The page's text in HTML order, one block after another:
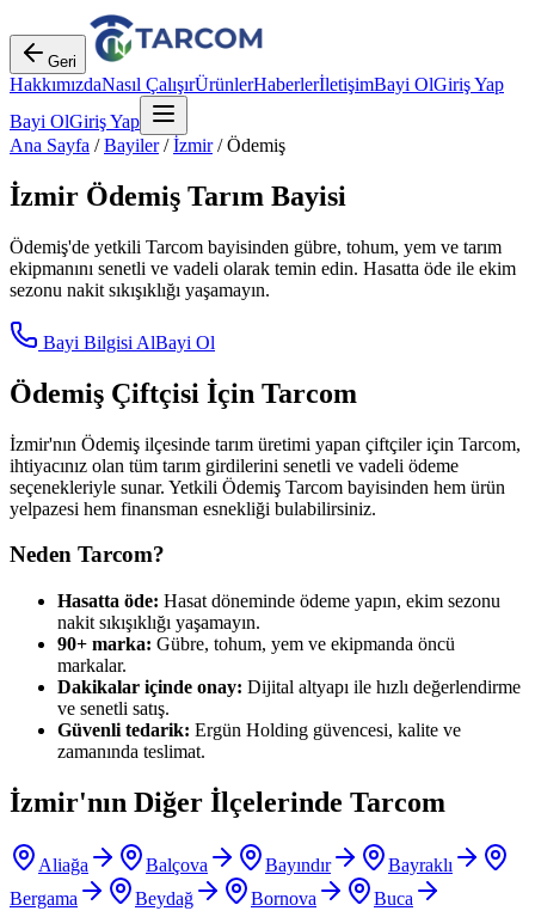
Geri
HakkımızdaNasıl ÇalışırÜrünlerHaberlerİletişimBayi OlGiriş Yap
Bayi OlGiriş Yap
Ana Sayfa /Bayiler/İzmir/Ödemiş
İzmir Ödemiş Tarım Bayisi
Ödemiş'de yetkili Tarcom bayisinden gübre, tohum, yem ve tarım
ekipmanını senetli ve vadeli olarak temin edin. Hasatta öde ile ekim
sezonu nakit sıkışıklığı yaşamayın.
Bayi Bilgisi AlBayi Ol
Ödemiş Çiftçisi İçin Tarcom
İzmir'nın Ödemiş ilçesinde tarım üretimi yapan çiftçiler için Tarcom,
ihtiyacınız olan tüm tarım girdilerini senetli ve vadeli ödeme
seçenekleriyle sunar. Yetkili Ödemiş Tarcom bayisinden hem ürün
yelpazesi hem finansman esnekliği bulabilirsiniz.
Neden Tarcom?
Hasatta öde: Hasat döneminde ödeme yapın, ekim sezonu
nakit sıkışıklığı yaşamayın.
90+ marka: Gübre, tohum, yem ve ekipmanda öncü
markalar.
Dakikalar içinde onay: Dijital altyapı ile hızlı değerlendirme
ve senetli satış.
Güvenli tedarik: Ergün Holding güvencesi, kalite ve
zamanında teslimat.
İzmir'nın Diğer İlçelerinde Tarcom
Aliağa Balçova Bayındır
Bayraklı
Bergama
Beydağ Bornova Buca